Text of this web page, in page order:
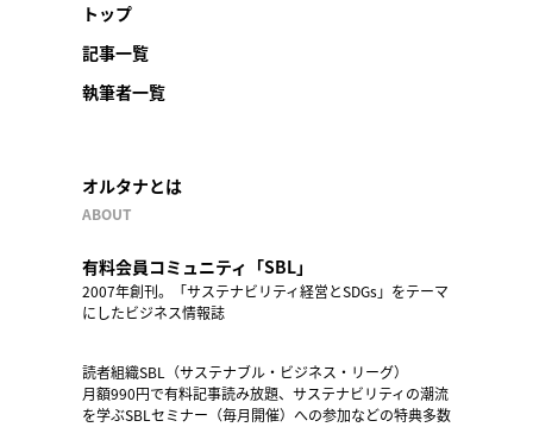
トップ
記事一覧
執筆者一覧
オルタナとは
ABOUT
有料会員コミュニティ「SBL」
2007年創刊。「サステナビリティ経営とSDGs」をテーマ
にしたビジネス情報誌
読者組織SBL（サステナブル・ビジネス・リーグ）
月額990円で有料記事読み放題、サステナビリティの潮流
を学ぶSBLセミナー（毎月開催）への参加などの特典多数